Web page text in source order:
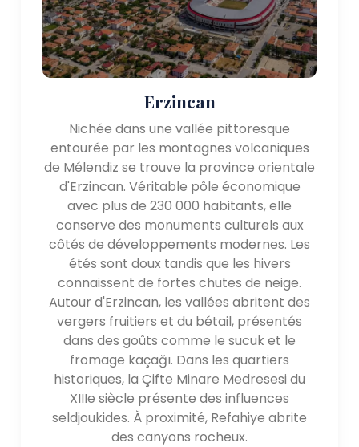
Erzincan
Nichée dans une vallée pittoresque
entourée par les montagnes volcaniques
de Mélendiz se trouve la province orientale
d'Erzincan. Véritable pôle économique
avec plus de 230 000 habitants, elle
conserve des monuments culturels aux
côtés de développements modernes. Les
étés sont doux tandis que les hivers
connaissent de fortes chutes de neige.
Autour d'Erzincan, les vallées abritent des
vergers fruitiers et du bétail, présentés
dans des goûts comme le sucuk et le
fromage kaçağı. Dans les quartiers
historiques, la Çifte Minare Medresesi du
XIIIe siècle présente des influences
seldjoukides. À proximité, Refahiye abrite
des canyons rocheux.